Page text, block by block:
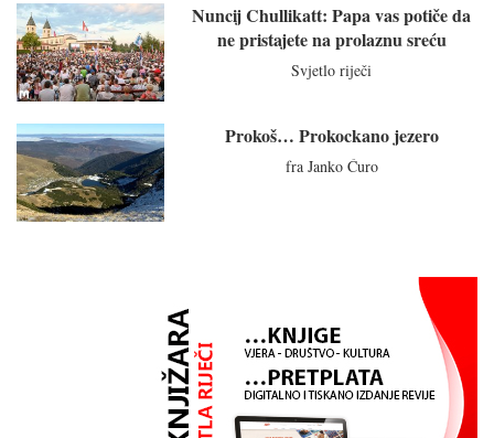
Nuncij Chullikatt: Papa vas potiče da
ne pristajete na prolaznu sreću
Svjetlo riječi
Prokoš… Prokockano jezero
fra Janko Ćuro